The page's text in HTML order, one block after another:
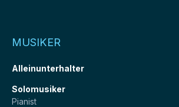
MUSIKER
Alleinunterhalter
Solomusiker
Pianist